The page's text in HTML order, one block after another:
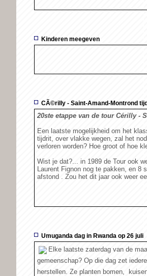
Kinderen meegeven
CÃ©rilly - Saint-Amand-Montrond
20ste etappe van de tour Cérilly -
Een laatste mogelijkheid om het
tijdrit, over vlakke wegen, zal het
verloren worden? Hoe groot of hoe
Wist je dat?... in 1989 de Tour ook
Laurent Fignon nog te pakken, en 8
afstond . Zou het dit jaar ook weer
Umuganda dag in Rwanda op 26 juli
Elke laatste zaterdag van de
gemeenschap? Op die dag zet
herstellen. Ze planten bomen,